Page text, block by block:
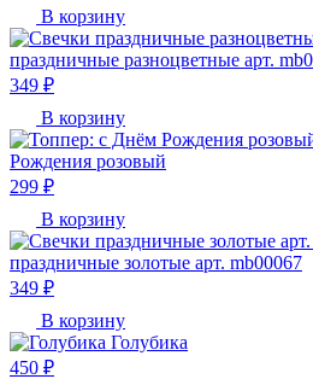
В корзину
праздничные разноцветные арт.
349 ₽
В корзину
Рождения розовый
299 ₽
В корзину
праздничные золотые арт. mb00067
349 ₽
В корзину
Голубика
450 ₽